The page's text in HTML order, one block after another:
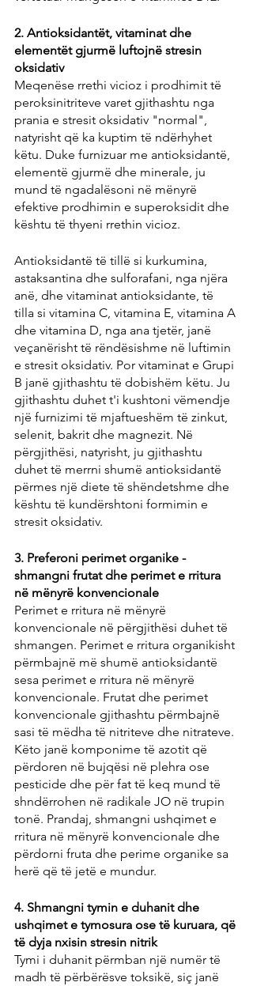
2. Antioksidantët, vitaminat dhe
elementët gjurmë luftojnë stresin
oksidativ
Meqenëse rrethi vicioz i prodhimit të
peroksinitriteve varet gjithashtu nga
prania e stresit oksidativ "normal",
natyrisht që ka kuptim të ndërhyhet
këtu. Duke furnizuar me antioksidantë,
elementë gjurmë dhe minerale, ju
mund të ngadalësoni në mënyrë
efektive prodhimin e superoksidit dhe
kështu të thyeni rrethin vicioz.
Antioksidantë të tillë si kurkumina,
astaksantina dhe sulforafani, nga njëra
anë, dhe vitaminat antioksidante, të
tilla si vitamina C, vitamina E, vitamina A
dhe vitamina D, nga ana tjetër, janë
veçanërisht të rëndësishme në luftimin
e stresit oksidativ. Por vitaminat e Grupi
B janë gjithashtu të dobishëm këtu. Ju
gjithashtu duhet t'i kushtoni vëmendje
një furnizimi të mjaftueshëm të zinkut,
selenit, bakrit dhe magnezit. Në
përgjithësi, natyrisht, ju gjithashtu
duhet të merrni shumë antioksidantë
përmes një diete të shëndetshme dhe
kështu të kundërshtoni formimin e
stresit oksidativ.
3. Preferoni perimet organike -
shmangni frutat dhe perimet e rritura
në mënyrë konvencionale
Perimet e rritura në mënyrë
konvencionale në përgjithësi duhet të
shmangen. Perimet e rritura organikisht
përmbajnë më shumë antioksidantë
sesa perimet e rritura në mënyrë
konvencionale. Frutat dhe perimet
konvencionale gjithashtu përmbajnë
sasi të mëdha të nitriteve dhe nitrateve.
Këto janë komponime të azotit që
përdoren në bujqësi në plehra ose
pesticide dhe për fat të keq mund të
shndërrohen në radikale JO në trupin
tonë. Prandaj, shmangni ushqimet e
rritura në mënyrë konvencionale dhe
përdorni fruta dhe perime organike sa
herë që të jetë e mundur.
4. Shmangni tymin e duhanit dhe
ushqimet e tymosura ose të kuruara, që
të dyja nxisin stresin nitrik
Tymi i duhanit përmban një numër të
madh të përbërësve toksikë, siç janë